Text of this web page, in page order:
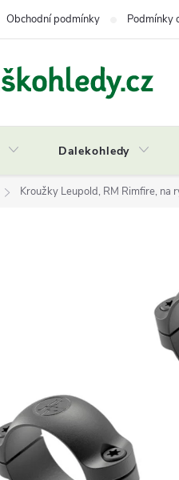
Obchodní podmínky Podmínky
Dalekohledy
Kroužky Leupold, RM Rimfire, na